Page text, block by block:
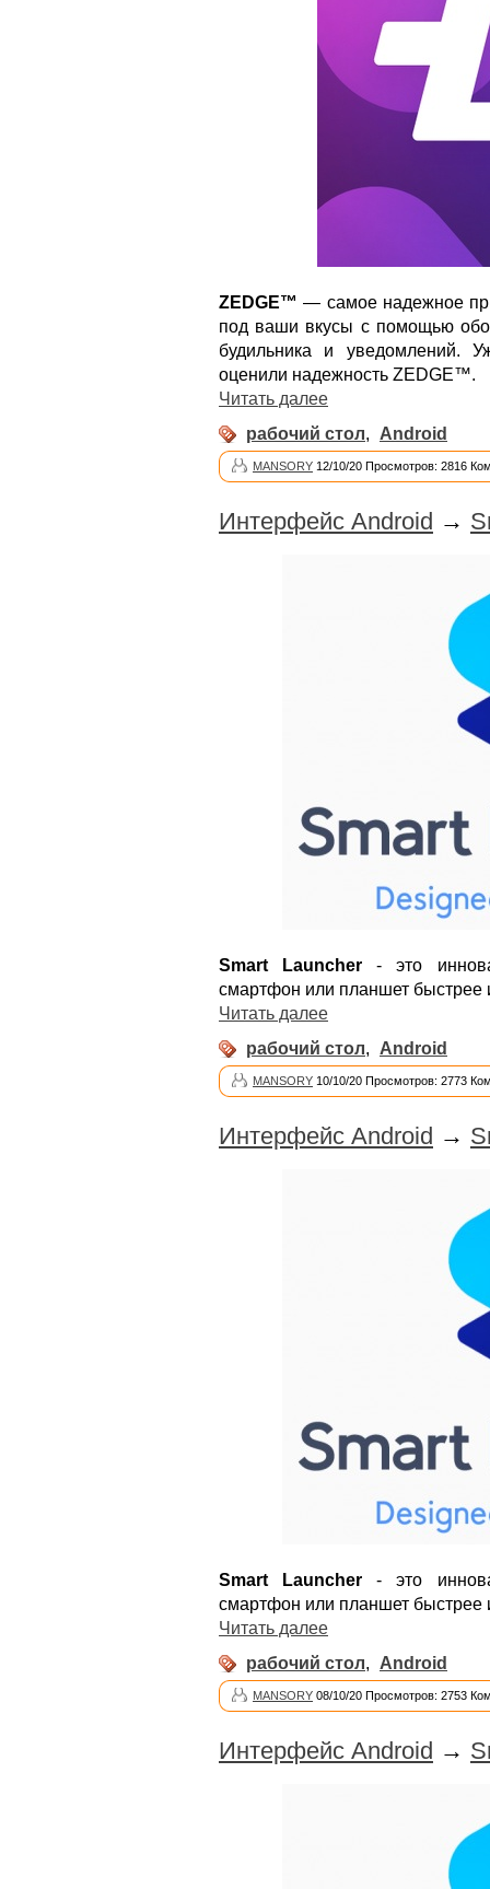
ZEDGE™ — самое надежное
под ваши вкусы с помощью
будильника и
оценили надежность ZEDGE™.
Читать далее
рабочий стол, Android
MANSORY 12/10/20 Просмотров: 2816
Интерфейс Android →
Smart Launcher - это
смартфон или планшет быстрее
Читать далее
рабочий стол, Android
MANSORY 10/10/20 Просмотров: 2773
Интерфейс Android →
Smart Launcher - это
смартфон или планшет быстрее
Читать далее
рабочий стол, Android
MANSORY 08/10/20 Просмотров: 2753
Интерфейс Android →